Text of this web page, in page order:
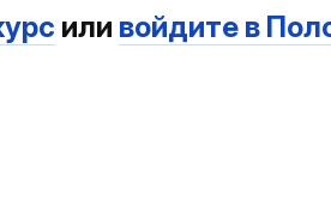
или войдите в